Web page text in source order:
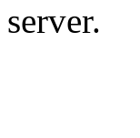
server.